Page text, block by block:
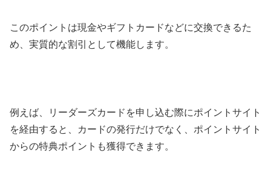
このポイントは現金やギフトカードなどに交換できるた
め、実質的な割引として機能します。
例えば、リーダーズカードを申し込む際にポイントサイト
を経由すると、カードの発行だけでなく、ポイントサイト
からの特典ポイントも獲得できます。